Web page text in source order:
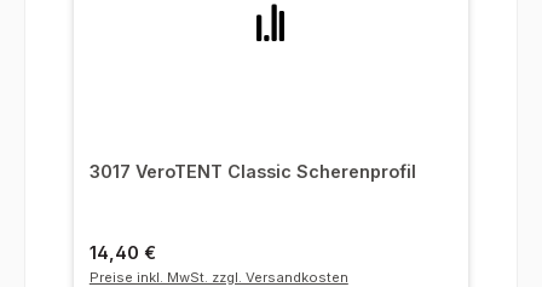
3017 VeroTENT Classic Scherenprofil
Regulärer Preis:
14,40 €
Preise inkl. MwSt. zzgl. Versandkosten